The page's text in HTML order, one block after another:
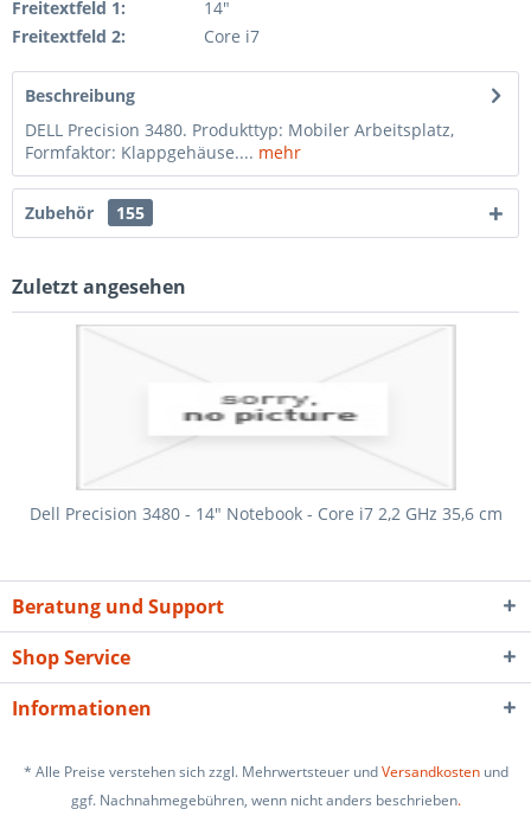
Freitextfeld 1:
14"
Freitextfeld 2:
Core i7
Beschreibung
DELL Precision 3480. Produkttyp: Mobiler Arbeitsplatz,
Formfaktor: Klappgehäuse.... mehr
Zubehör 155
Zuletzt angesehen
Dell Precision 3480 - 14" Notebook - Core i7 2,2 GHz 35,6 cm
Beratung und Support
Shop Service
Informationen
* Alle Preise verstehen sich zzgl. Mehrwertsteuer undVersandkostenund
ggf. Nachnahmegebühren, wenn nicht anders beschrieben.